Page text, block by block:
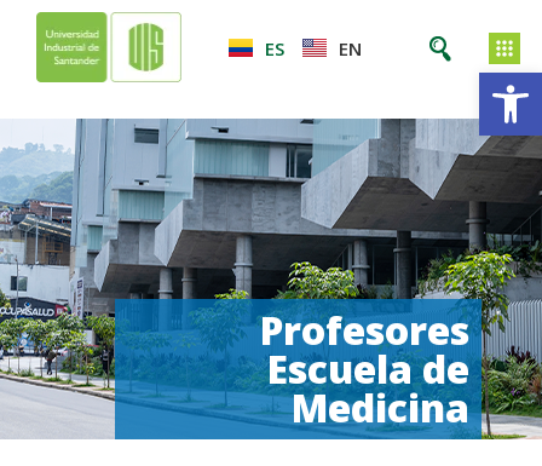
ES EN
Profesores
Escuela de
Medicina